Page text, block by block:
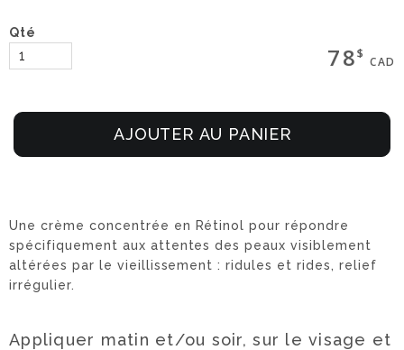
Qté
78$
CAD
AJOUTER AU PANIER
Une crème concentrée en Rétinol pour répondre
spécifiquement aux attentes des peaux visiblement
altérées par le vieillissement : ridules et rides, relief
irrégulier.
Appliquer matin et/ou soir, sur le visage et